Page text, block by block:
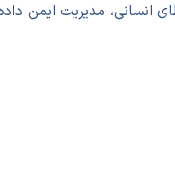
مدیریت ایمن